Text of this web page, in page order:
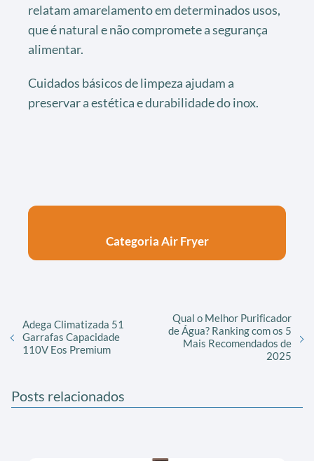
relatam amarelamento em determinados usos,
que é natural e não compromete a segurança
alimentar.
Cuidados básicos de limpeza ajudam a
preservar a estética e durabilidade do inox.
Categoria Air Fryer
Adega Climatizada 51
Garrafas Capacidade
110V Eos Premium
Qual o Melhor Purificador
de Água? Ranking com os 5
Mais Recomendados de
2025
Posts relacionados